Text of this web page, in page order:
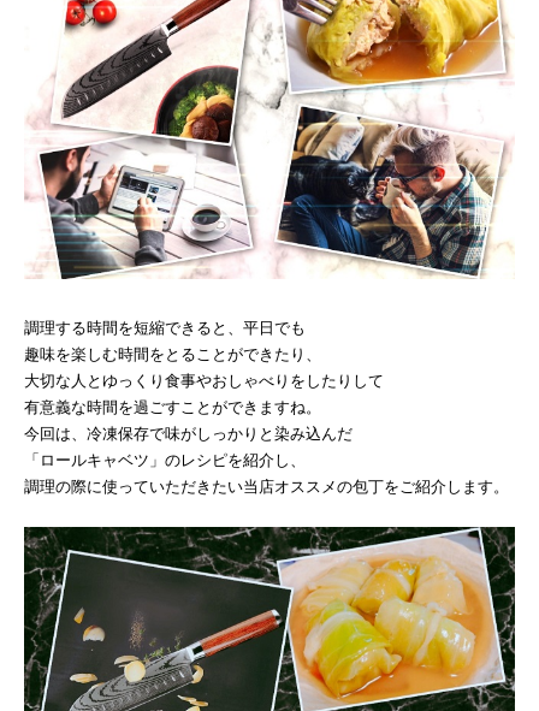
調理する時間を短縮できると、平日でも
趣味を楽しむ時間をとることができたり、
大切な人とゆっくり食事やおしゃべりをしたりして
有意義な時間を過ごすことができますね。
今回は、冷凍保存で味がしっかりと染み込んだ
「ロールキャベツ」のレシピを紹介し、
調理の際に使っていただきたい当店オススメの包丁をご紹介します。